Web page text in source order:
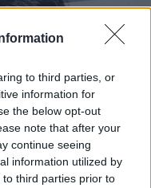
to third parties, or
information for
the below opt-out
note that after your
continue seeing
information utilized by
third parties prior to